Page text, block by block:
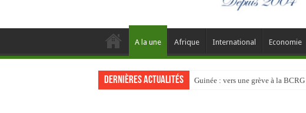
A la une Afrique International Economie
Dernières actualités Guinée : vers une grève à la BCRG